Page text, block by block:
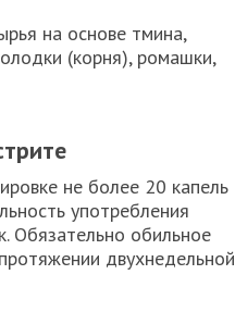
на основе тмина,
(корня), ромашки,
не более 20 капель
употребления
Обязательно обильное
двухнедельной